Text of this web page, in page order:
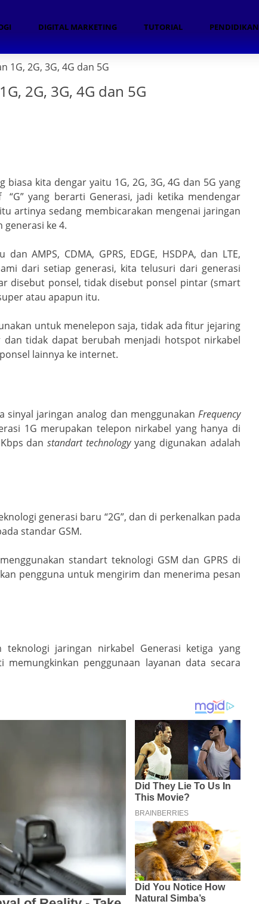
DIGITAL MARKETING TUTORIAL PENDIDIKAN
1G, 2G, 3G, 4G dan 5G
2G, 3G, 4G dan 5G
t
kita dengar yaitu 1G, 2G, 3G, 4G dan 5G yang
yang berarti Generasi, jadi ketika mendengar
artinya sedang membicarakan mengenai jaringan
ke 4.
AMPS, CDMA, GPRS, EDGE, HSDPA, dan LTE,
dari setiap generasi, kita telusuri dari generasi
disebut ponsel, tidak disebut ponsel pintar (smart
atau apapun itu.
untuk menelepon saja, tidak ada fitur jejaring
tidak dapat berubah menjadi hotspot nirkabel
lainnya ke internet.
sinyal jaringan analog dan menggunakan Frequency
1G merupakan telepon nirkabel yang hanya di
danstandart technologyyang digunakan adalah
generasi baru “2G”, dan di perkenalkan pada
standar GSM.
standart teknologi GSM dan GPRS di
pengguna untuk mengirim dan menerima pesan
teknologi jaringan nirkabel Generasi ketiga yang
penggunaan layanan data secara